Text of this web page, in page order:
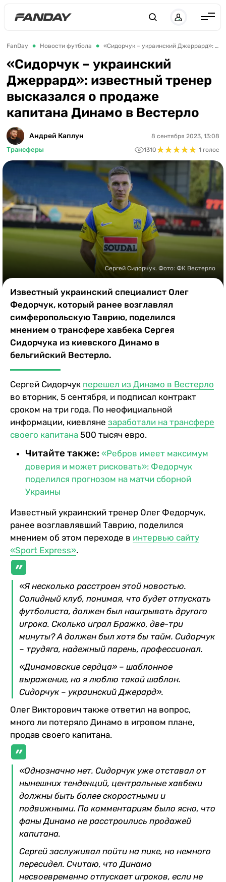
Англия
Испания
Германия
Италия
Франция
Украина
ЛЧ
ЧЕ-2028
Букмекеры
Казино
FanDay Новости футбола «Сидорчук – украинский Джеррард»: известный тренер высказался о продаже капитана Динамо в Вестерло
«Сидорчук – украинский
Джеррард»: известный тренер
высказался о продаже
капитана Динамо в Вестерло
Андрей Каплун
Трансферы
8 сентября 2023, 13:08
1310★★★★★
★★★★★ 1 голос
Сергей Сидорчук. Фото: ФК Вестерло
Известный украинский специалист Олег
Федорчук, который ранее возглавлял
симферопольскую Таврию, поделился
мнением о трансфере хавбека Сергея
Сидорчука из киевского Динамо в
бельгийский Вестерло.
Сергей Сидорчук перешел из Динамо в Вестерло
во вторник, 5 сентября, и подписал контракт
сроком на три года. По неофициальной
информации, киевляне заработали на трансфере
своего капитана 500 тысяч евро.
Читайте также: «Ребров имеет максимум
доверия и может рисковать»: Федорчук
поделился прогнозом на матчи сборной
Украины
Известный украинский тренер Олег Федорчук,
ранее возглавлявший Таврию, поделился
мнением об этом переходе в интервью сайту
«Sport Express».
«Я несколько расстроен этой новостью.
Солидный клуб, понимая, что будет отпускать
футболиста, должен был наигрывать другого
игрока. Сколько играл Бражко, две-три
минуты? А должен был хотя бы тайм. Сидорчук
– трудяга, надежный парень, профессионал.
«Динамовские сердца» – шаблонное
выражение, но я люблю такой шаблон.
Сидорчук – украинский Джерард».
Олег Викторович также ответил на вопрос,
много ли потеряло Динамо в игровом плане,
продав своего капитана.
«Однозначно нет. Сидорчук уже отставал от
нынешних тенденций, центральные хавбеки
должны быть более скоростными и
подвижными. По комментариям было ясно, что
фаны Динамо не расстроились продажей
капитана.
Сергей заслуживал пойти на пике, но немного
пересидел. Считаю, что Динамо
несвоевременно отпускает игроков, если не